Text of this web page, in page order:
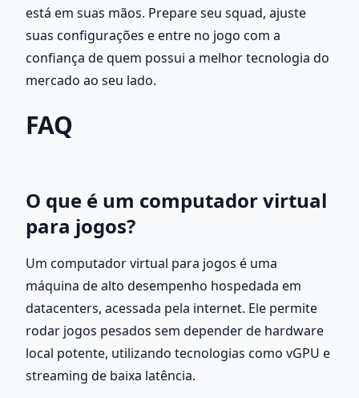
está em suas mãos. Prepare seu squad, ajuste
suas configurações e entre no jogo com a
confiança de quem possui a melhor tecnologia do
mercado ao seu lado.
FAQ
O que é um computador virtual
para jogos?
Um computador virtual para jogos é uma
máquina de alto desempenho hospedada em
datacenters, acessada pela internet. Ele permite
rodar jogos pesados sem depender de hardware
local potente, utilizando tecnologias como vGPU e
streaming de baixa latência.